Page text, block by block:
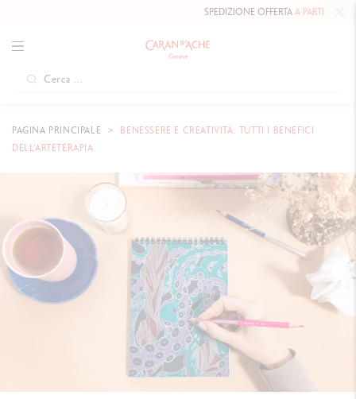
SPEDIZIONE OFFERTAA PARTIRE DA 80 CHF
PAGINA PRINCIPALE
BENESSERE E CREATIVITÀ: TUTTI I BENEFICI
DELL'ARTETERAPIA